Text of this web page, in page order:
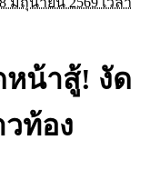
น้าสู้! งัด
ท้อง